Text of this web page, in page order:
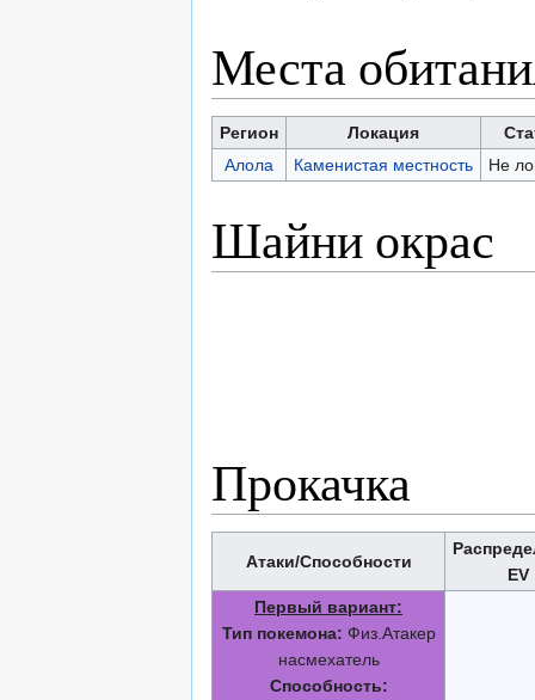
Места
Регион Локация
Алола
Каменистая местность Не
Шайни окрас
Прокачка
Атаки/Способности
EV
Первый вариант:
Тип покемона: Физ.Атакер
насмехатель
Способность: